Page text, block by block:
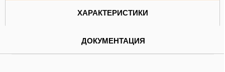
ХАРАКТЕРИСТИКИ
ДОКУМЕНТАЦИЯ